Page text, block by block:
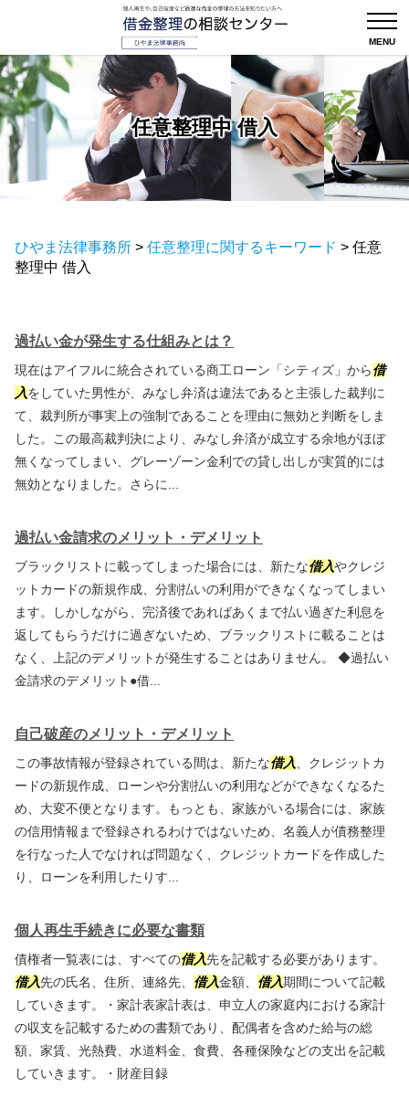
任意整理中 借入
ひやま法律事務所 > 任意整理に関するキーワード > 任意
整理中 借入
過払い金が発生する仕組みとは？
現在はアイフルに統合されている商工ローン「シティズ」から借
入をしていた男性が、みなし弁済は違法であると主張した裁判に
て、裁判所が事実上の強制であることを理由に無効と判断をしま
した。この最高裁判決により、みなし弁済が成立する余地がほぼ
無くなってしまい、グレーゾーン金利での貸し出しが実質的には
無効となりました。さらに...
過払い金請求のメリット・デメリット
ブラックリストに載ってしまった場合には、新たな借入やクレジ
ットカードの新規作成、分割払いの利用ができなくなってしまい
ます。しかしながら、完済後であればあくまで払い過ぎた利息を
返してもらうだけに過ぎないため、ブラックリストに載ることは
なく、上記のデメリットが発生することはありません。 ◆過払い
金請求のデメリット●借...
自己破産のメリット・デメリット
この事故情報が登録されている間は、新たな借入
、クレジットカ
ードの新規作成、ローンや分割払いの利用などができなくなるた
め、大変不便となります。もっとも、家族がいる場合には、家族
の信用情報まで登録されるわけではないため、名義人が債務整理
を行なった人でなければ問題なく、クレジットカードを作成した
り、ローンを利用したりす...
個人再生手続きに必要な書類
債権者一覧表には、すべての借入先を記載する必要があります。
借入先の氏名、住所、連絡先、 借入金額、 借入期間について記載
していきます。・家計表家計表は、申立人の家庭内における家計
の収支を記載するための書類であり、配偶者を含めた給与の総
額、家賃、光熱費、水道料金、食費、各種保険などの支出を記載
していきます。・財産目録